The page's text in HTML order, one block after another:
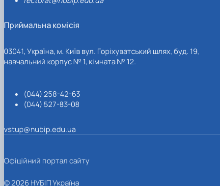
Приймальна комісія
03041, Україна, м. Київ вул. Горіхуватський шлях, буд. 19,
навчальний корпус № 1, кімната № 12.
(044) 258-42-63
(044) 527-83-08
vstup@nubip.edu.ua
Офіційний портал сайту
© 2026 НУБІП Україна